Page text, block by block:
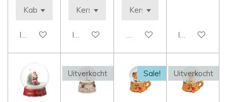
In winkelwagenIn winkelwagenHoud mij op de hoogte
In
Uitverkocht Sale! Uitverkocht